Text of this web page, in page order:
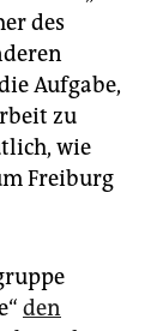
des
Aufgabe,
zu
wie
Freiburg
den